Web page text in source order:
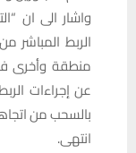
واشار الى ان
الربط المباشر
منطقة وأخرى
عن إجراءات
بالسحب من
انتهى.